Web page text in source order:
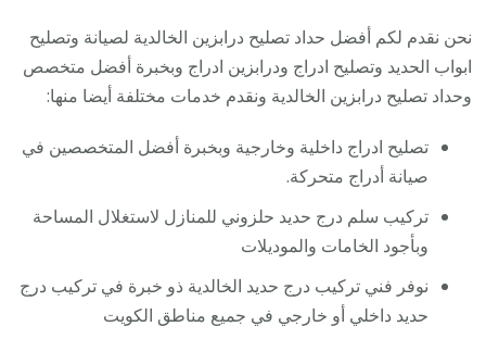
نحن نقدم لكم أفضل حداد تصليح درابزين الخالدية لصيانة وتصليح
ابواب الحديد وتصليح ادراج ودرابزين ادراج وبخبرة أفضل متخصص
وحداد تصليح درابزين الخالدية ونقدم خدمات مختلفة أيضا منها:
تصليح ادراج داخلية وخارجية وبخبرة أفضل المتخصصين في
صيانة أدراج متحركة.
تركيب سلم درج حديد حلزوني للمنازل لاستغلال المساحة
وبأجود الخامات والموديلات
نوفر فني تركيب درج حديد الخالدية ذو خبرة في تركيب درج
حديد داخلي أو خارجي في جميع مناطق الكويت